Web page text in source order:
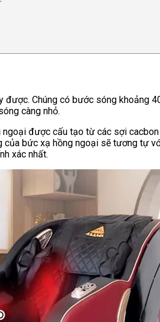
được. Chúng có bước sóng
càng nhỏ.
ngoại được cấu tạo từ các sợi
bức xạ hồng ngoại sẽ tương tự
xác nhất.